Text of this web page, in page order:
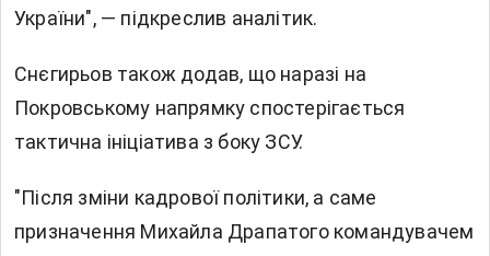
України", — підкреслив аналітик.
Снєгирьов також додав, що наразі на
Покровському напрямку спостерігається
тактична ініціатива з боку ЗСУ.
"Після зміни кадрової політики, а саме
призначення Михайла Драпатого командувачем